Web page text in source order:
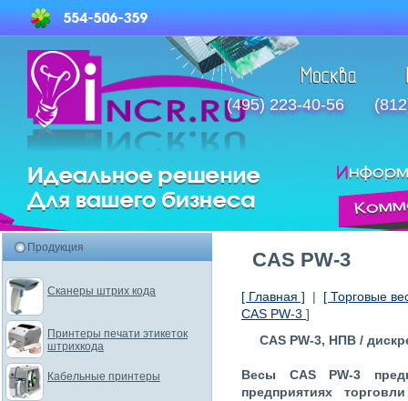
(495) 223-40-56
CAS PW-3
[ Главная ] | [ Торговые
CAS PW-3 ]
CAS PW-3, НПВ /
Весы CAS PW-3
предприятиях
Продукция
Сканеры штрих кода
Принтеры печати этикеток
штрихкода
Кабельные принтеры